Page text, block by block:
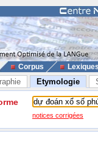
Corpus
Etymologie
notices corrigées